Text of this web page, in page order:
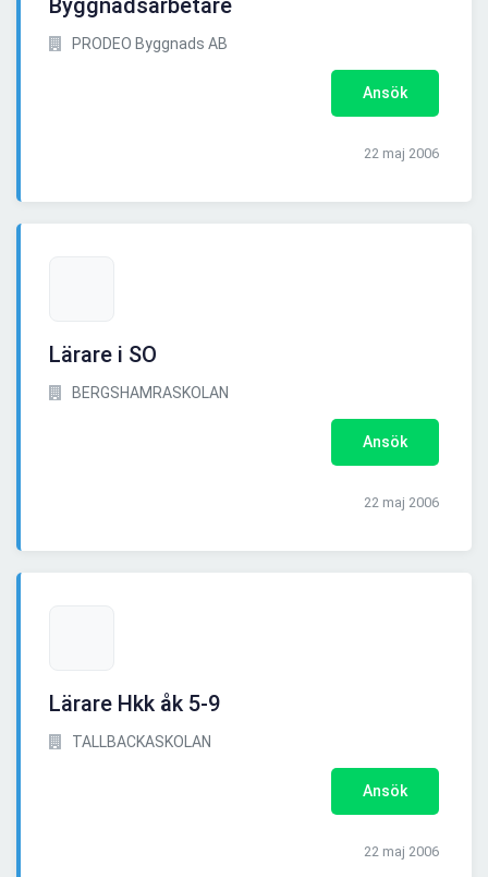
Byggnadsarbetare
PRODEO Byggnads AB
Ansök
22 maj 2006
Lärare i SO
BERGSHAMRASKOLAN
Ansök
22 maj 2006
Lärare Hkk åk 5-9
TALLBACKASKOLAN
Ansök
22 maj 2006